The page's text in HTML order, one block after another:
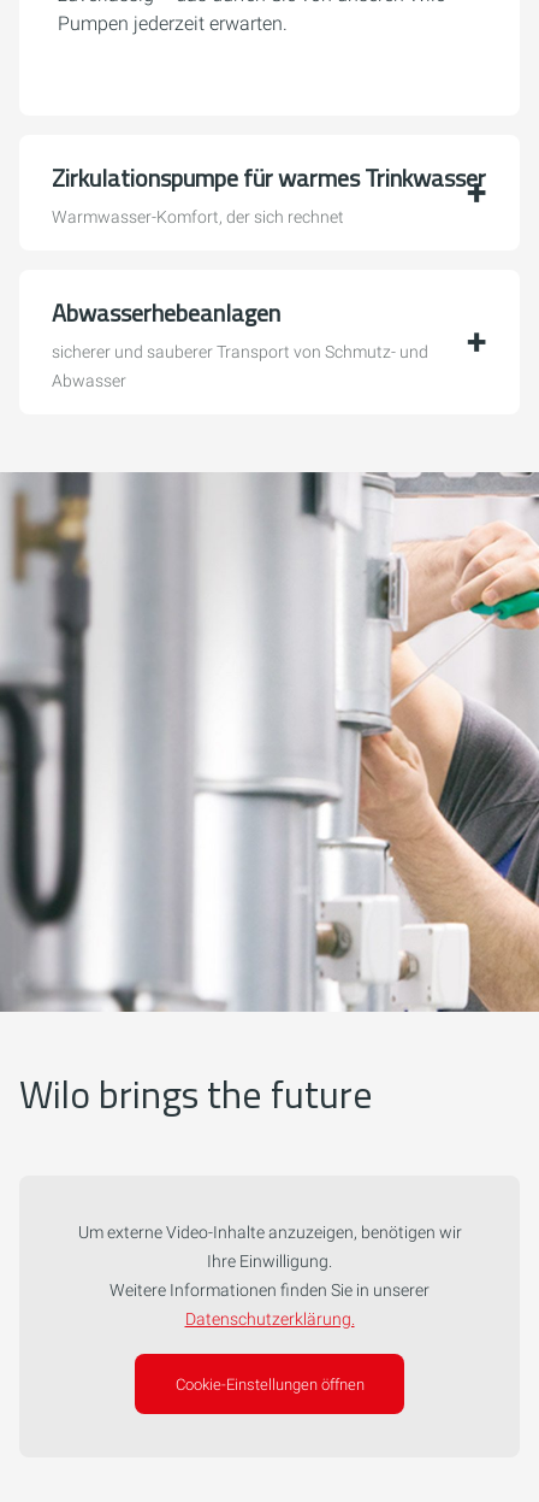
Pumpen jederzeit erwarten.
Zirkulationspumpe für warmes Trinkwasser
Warmwasser-Komfort, der sich rechnet
Abwasserhebeanlagen
sicherer und sauberer Transport von Schmutz- und
Abwasser
Wilo brings the future
Um externe Video-Inhalte anzuzeigen, benötigen wir
Ihre Einwilligung.
Weitere Informationen finden Sie in unserer
Datenschutzerklärung.
Cookie-Einstellungen öffnen